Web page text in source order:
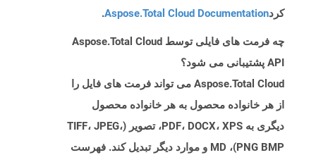
کردAspose.Total Cloud Documentation
.
چه فرمت های فایلی توسط Aspose.Total Cloud
API پشتیبانی می شود؟
Aspose.Total Cloud می تواند فرمت های فایل را
از هر خانواده محصول به هر خانواده محصول
دیگری به PDF، DOCX، XPS، تصویر (TIFF، JPEG،
PNG BMP)، MD و موارد دیگر تبدیل کند. فهرست